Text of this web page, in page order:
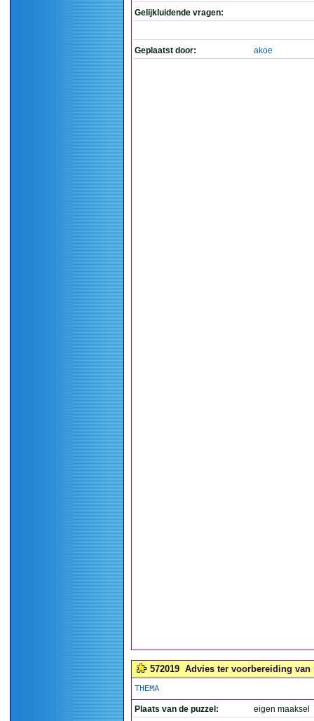
Gelijkluidende vragen:
Geplaatst door: akoe
572019 Advies ter voorbereiding van
THEMA
Plaats van de puzzel:
eigen maaksel